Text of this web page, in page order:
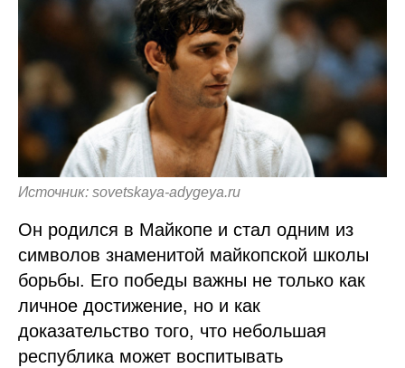
Источник: sovetskaya-adygeya.ru
Он родился в Майкопе и стал одним из
символов знаменитой майкопской школы
борьбы. Его победы важны не только как
личное достижение, но и как
доказательство того, что небольшая
республика может воспитывать